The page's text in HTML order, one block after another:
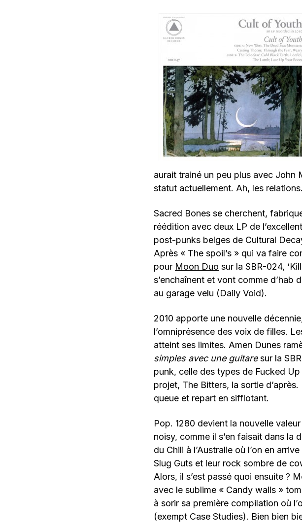
aurait trainé un peu plus avec John
statut actuellement. Ah, les
Sacred Bones se cherchent,
réédition avec deux LP de
post-punks belges de Cultural
Après « The spoil’s » qui va faire
pour Moon Duo sur la SBR-024,
s’enchaînent et vont comme d’hab
au garage velu (Daily Void).
2010 apporte une nouvelle
l’omniprésence des voix de filles.
atteint ses limites. Amen Dunes
simples avec une guitaresur la
punk, celle des types de Fucked
projet, The Bitters, la sortie
queue et repart en sifflotant.
Pop. 1280 devient la nouvelle
noisy, comme il s’en faisait dans la
du Chili à l’Australie où l’on en
Slug Guts et leur rock sombre de
Alors, il s’est passé quoi ensuite ?
avec le sublime « Candy walls »
à sorir sa première compilation où
(exempt Case Studies). Bien bien